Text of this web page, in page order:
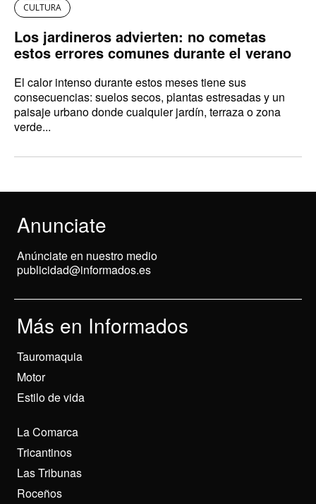
CULTURA
Los jardineros advierten: no cometas
estos errores comunes durante el verano
El calor intenso durante estos meses tiene sus
consecuencias: suelos secos, plantas estresadas y un
paisaje urbano donde cualquier jardín, terraza o zona
verde...
Anunciate
Anúnciate en nuestro medio
publicidad@informados.es
Más en Informados
Tauromaquia
Motor
Estilo de vida
La Comarca
Tricantinos
Las Tribunas
Roceños